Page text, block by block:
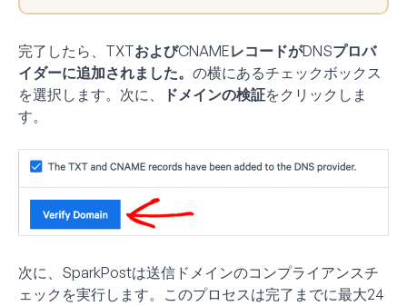
完了したら、 TXTおよびCNAMEレコードがDNSプロバ
イダーに追加されました。 の横にあるチェックボックス
を選択します。次に、
ドメインの検証をクリックしま
す。
次に、SparkPostは送信ドメインのコンプライアンスチ
ェックを実行します。このプロセスは完了までに最大24